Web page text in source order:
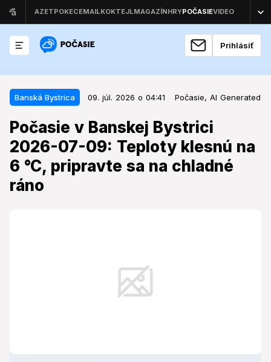
Prihlásiť
Banská Bystrica 09. júl. 2026 o 04:41 Počasie, AI Generated
Počasie v Banskej Bystrici
2026-07-09: Teploty klesnú na
6 °C, pripravte sa na chladné
ráno
Banská Bystrica 09. júl. 2026 o 04:41
Počasie v Banskej Bystrici 2026-
07-09: Teploty klesnú na 6 °C,
pripravte sa na chladné ráno
Štvrtkové počasie prinesie do Banskej Bystrice